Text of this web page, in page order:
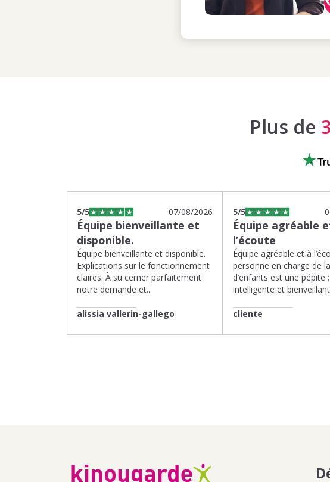
Plus de
5/5 07/08/2026
Équipe bienveillante et
disponible.
Équipe bienveillante et disponible.
Explications sur le fonctionnement
claires. À su cerner parfaitement
notre demande et...
alissia vallerin-gallego
5/5
Équipe agréable
l’écoute
Équipe agréable et à
personne en charge de
d’enfants est une pépite ;
intelligente et
cliente